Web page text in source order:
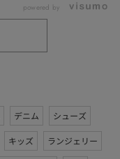
powered by
デニム
シューズ
キッズ
ランジェリー